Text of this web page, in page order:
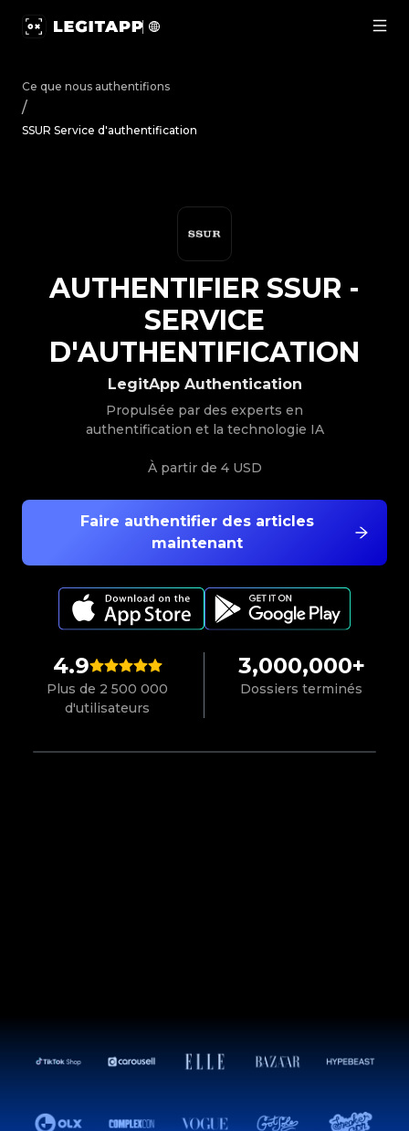
Ce que nous authentifions
/
SSUR Service d'authentification
4.9
Plus de 2 500 000
d'utilisateurs
3,000,000+
Dossiers terminés
Faire authentifier des articles
maintenant
LegitApp Authentication
Propulsée par des experts en
authentification et la technologie IA
À partir de 4 USD
AUTHENTIFIER SSUR -
SERVICE
D'AUTHENTIFICATION